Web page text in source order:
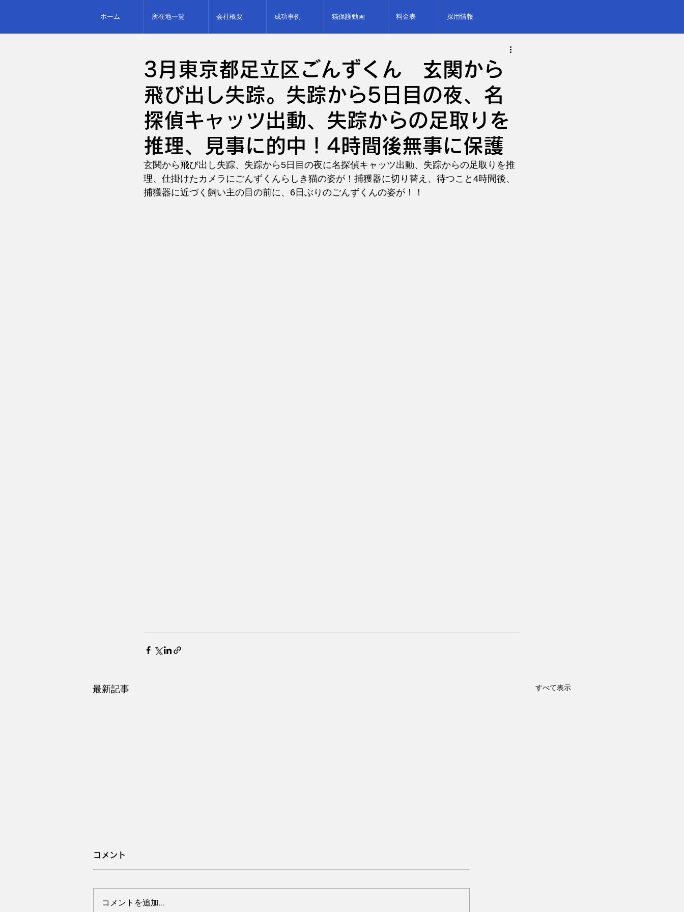
ホーム 所在地一覧 会社概要 成功事例 猫保護動画 料金表 採用情報
3月東京都足立区ごんずくん 玄関から
飛び出し失踪。失踪から5日目の夜、名
探偵キャッツ出動、失踪からの足取りを
推理、見事に的中！4時間後無事に保護
玄関から飛び出し失踪、失踪から5日目の夜に名探偵キャッツ出動、失踪からの足取りを推
理、仕掛けたカメラにごんずくんらしき猫の姿が！捕獲器に切り替え、待つこと4時間後、
捕獲器に近づく飼い主の目の前に、6日ぶりのごんずくんの姿が！！
最新記事 すべて表示
コメント
コメントを追加…